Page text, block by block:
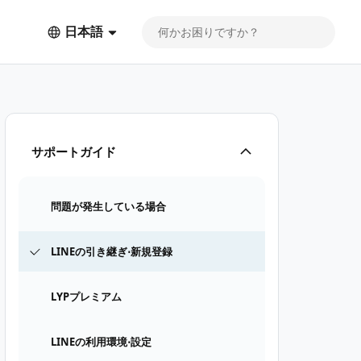
日本語
サポートガイド
問題が発生している場合
LINEの引き継ぎ⋅新規登録
LYPプレミアム
LINEの利用環境⋅設定